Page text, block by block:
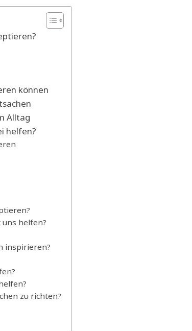
können
Alltag
helfen?
uns helfen?
inspirieren?
zu richten?